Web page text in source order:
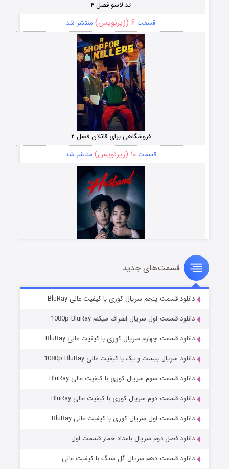
تد لاسو فصل ۴
قسمت ۶ (زیرنویس) منتشر شد
فروشگاهی برای قاتلان فصل ۲
قسمت۱۰ (زیرنویس) منتشر شد
قسمت۸ (زیرنویس) منتشر شد
عملیات آپارتمان
قسمت۲ (زیرنویس) منتشر شد
قسمت‌های جدید
دانلود قسمت پنجم سریال کوری با کیفیت عالی BluRay
دانلود قسمت اول سریال اعتراف میکنم 1080p BluRay
دانلود قسمت چهارم سریال کوری با کیفیت عالی BluRay
دانلود سریال بیست و یک با کیفیت عالی 1080p BluRay
دانلود قسمت سوم سریال کوری با کیفیت عالی BluRay
دانلود قسمت دوم سریال کوری با کیفیت عالی BluRay
دانلود قسمت اول سریال کوری با کیفیت عالی BluRay
دانلود فصل دوم سریال بامداد خمار قسمت اول
دانلود قسمت دهم سریال گل سنگ با کیفیت عالی